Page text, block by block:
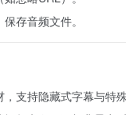
存音频文件。
支持隐藏式字幕与特殊